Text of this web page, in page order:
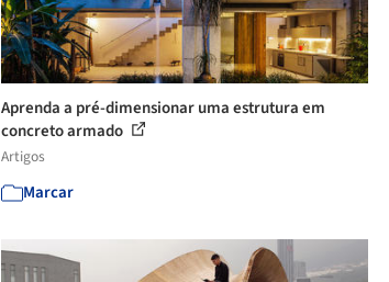
Aprenda a pré-dimensionar uma estrutura em
concreto armado
Artigos
Marcar